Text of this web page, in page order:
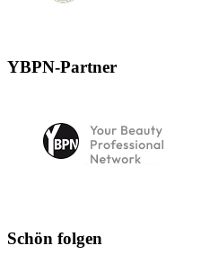
YBPN-Partner
Schön folgen